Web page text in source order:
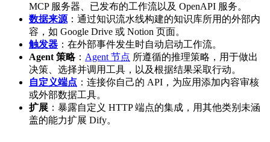
MCP 服务器、已发布的工作流以及 OpenAPI 服务。
数据来源 ：通过知识流水线构建的知识库所用的外部内
容，如 Google Drive 或 Notion 页面。
触发器 ：在外部事件发生时自动启动工作流。
Agent 策略： Agent 节点 所遵循的推理策略，用于做出
决策、选择并调用工具，以及根据结果采取行动。
自定义端点 ：连接你自己的 API，为应用添加内容审核
或外部数据工具。
扩展 ：暴露自定义 HTTP 端点的集成，用其他类别未涵
盖的能力扩展 Dify。